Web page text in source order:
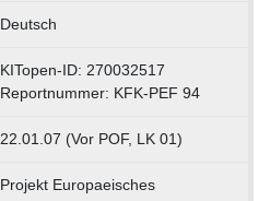
Deutsch
KITopen-ID: 270032517
Reportnummer: KFK-PEF 94
22.01.07 (Vor POF, LK 01)
Projekt Europaeisches